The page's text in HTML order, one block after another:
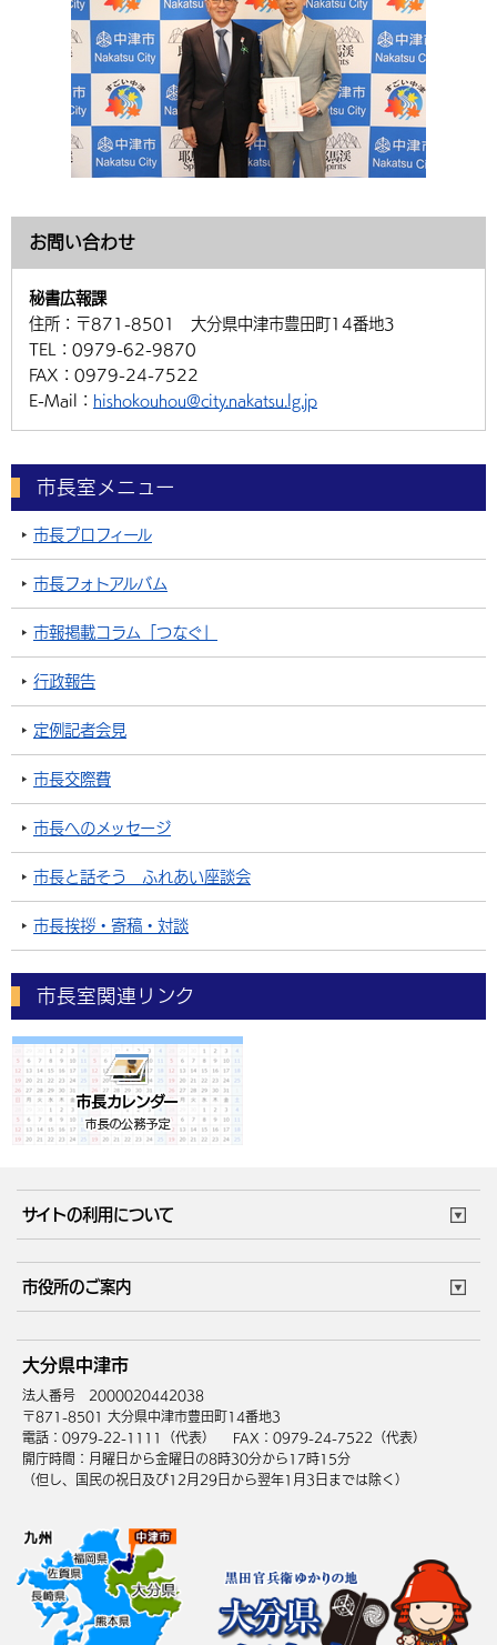
お問い合わせ
秘書広報課
住所： 〒871-8501 大分県中津市豊田町14番地3
TEL： 0979-62-9870
FAX： 0979-24-7522
E-Mail： hishokouhou@city.nakatsu.lg.jp
市長室メニュー
市長プロフィール
市長フォトアルバム
市報掲載コラム「つなぐ」
行政報告
定例記者会見
市長交際費
市長へのメッセージ
市長と話そう ふれあい座談会
市長挨拶・寄稿・対談
市長室関連リンク
サイトの利用について
サイトマップ
市役所のご案内
庁舎地図 組織案内
中津市へのアクセス
大分県中津市
法人番号 2000020442038
〒871-8501 大分県中津市豊田町14番地3
電話：0979-22-1111（代表）
FAX：0979-24-7522（代表）
開庁時間：月曜日から金曜日の8時30分から17時15分
（但し、国民の祝日及び12月29日から翌年1月3日までは除く）